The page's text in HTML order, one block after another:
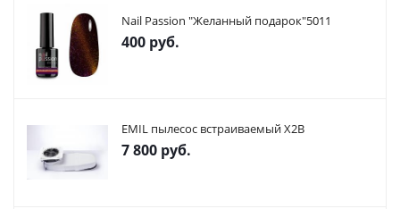
Nail Passion "Желанный подарок"5011
400 руб.
EMIL пылесос встраиваемый X2В
7 800 руб.